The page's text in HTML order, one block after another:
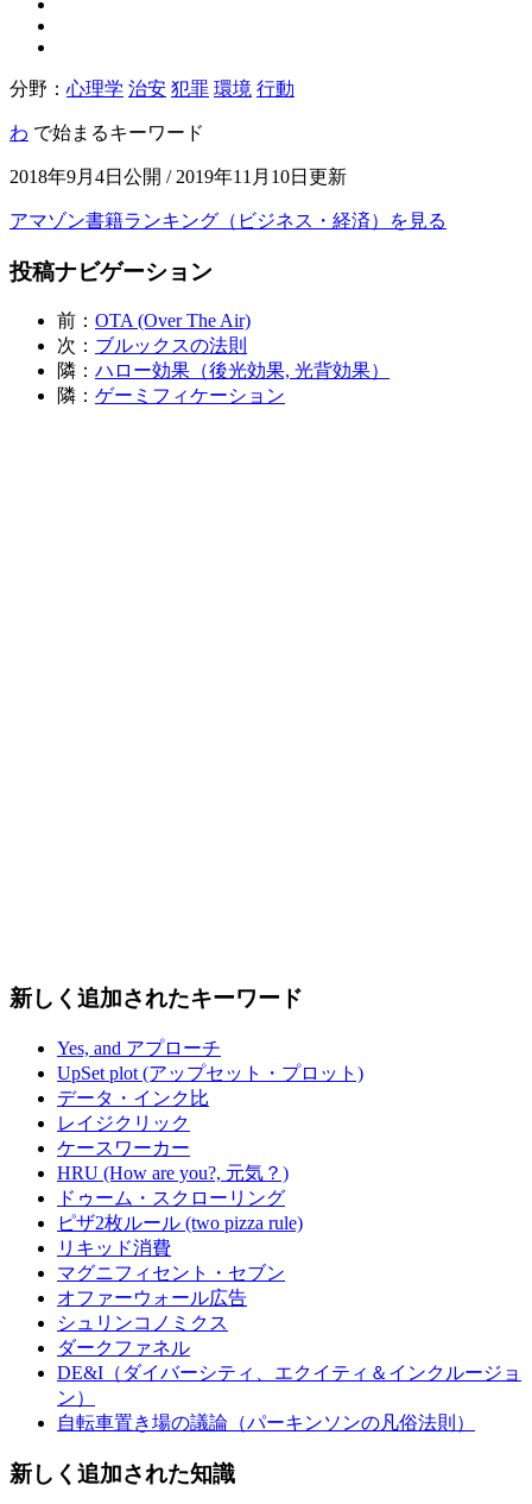
分野： 心理学 治安 犯罪 環境 行動
わ で始まるキーワード
2018年9月4日公開 / 2019年11月10日更新
アマゾン書籍ランキング（ビジネス・経済）を見る
投稿ナビゲーション
前： OTA (Over The Air)
次： ブルックスの法則
隣： ハロー効果（後光効果, 光背効果）
隣： ゲーミフィケーション
新しく追加されたキーワード
Yes, and アプローチ
UpSet plot (アップセット・プロット)
データ・インク比
レイジクリック
ケースワーカー
HRU (How are you?, 元気？)
ドゥーム・スクローリング
ピザ2枚ルール (two pizza rule)
リキッド消費
マグニフィセント・セブン
オファーウォール広告
シュリンコノミクス
ダークファネル
DE&I（ダイバーシティ、エクイティ＆インクルージョ
ン）
自転車置き場の議論（パーキンソンの凡俗法則）
新しく追加された知識